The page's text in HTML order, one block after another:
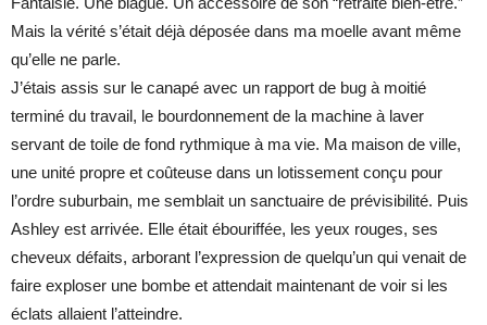
Mais la vérité s’était déjà déposée dans ma moelle avant même
qu’elle ne parle.
J’étais assis sur le canapé avec un rapport de bug à moitié
terminé du travail, le bourdonnement de la machine à laver
servant de toile de fond rythmique à ma vie. Ma maison de ville,
une unité propre et coûteuse dans un lotissement conçu pour
l’ordre suburbain, me semblait un sanctuaire de prévisibilité. Puis
Ashley est arrivée. Elle était ébouriffée, les yeux rouges, ses
cheveux défaits, arborant l’expression de quelqu’un qui venait de
faire exploser une bombe et attendait maintenant de voir si les
éclats allaient l’atteindre.